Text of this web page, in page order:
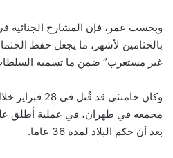
وبحسب عمر، فإن المشارح الجنائية
بالجثامين لأشهر، ما يجعل حفظ
غير مستغرب” ضمن ما تسميه السلطات
وكان خامنئي قد
مجمعه في طهران، في عملية أطلق
بعد أن حكم البلاد لمدة 36 عاما.